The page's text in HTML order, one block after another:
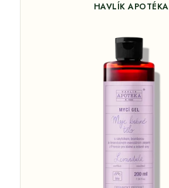
HAVLÍK APOTÉKA